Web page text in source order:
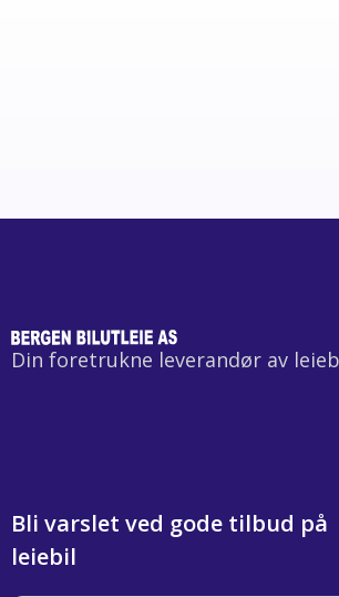
Din foretrukne leverandør av
Bli varslet ved gode tilbud på
leiebil